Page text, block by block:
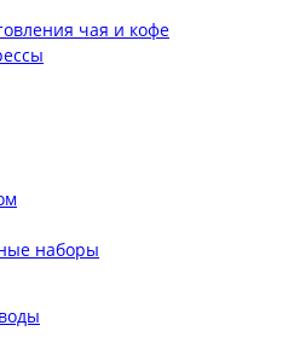
чая и кофе
наборы